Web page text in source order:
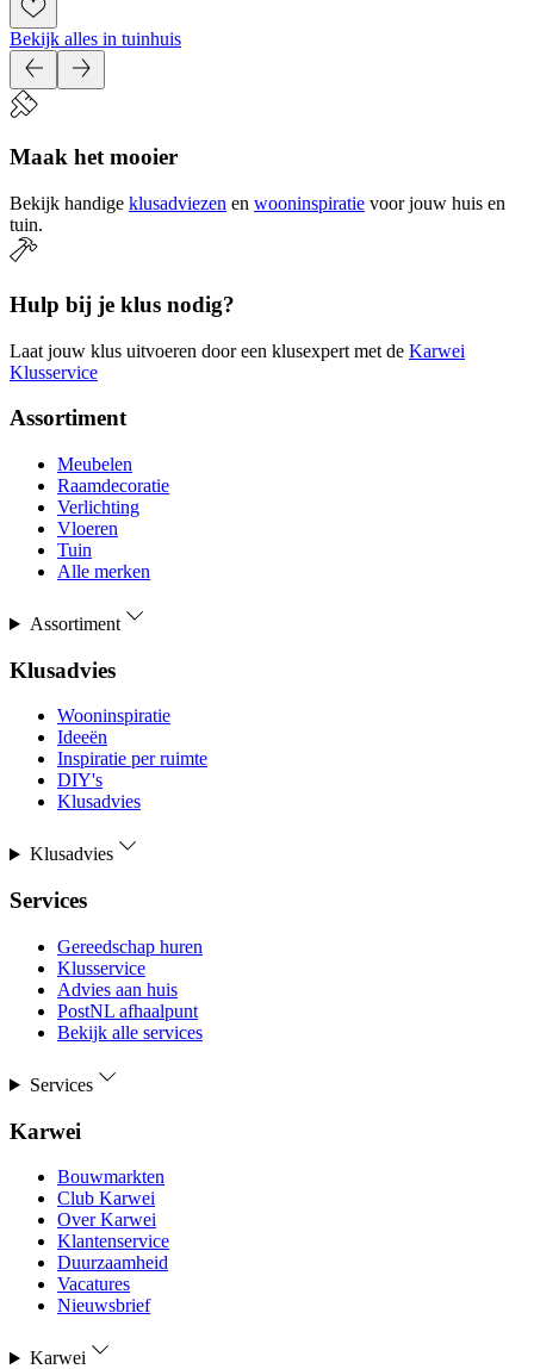
Bekijk alles in tuinhuis
Maak het mooier
Bekijk handige klusadviezen en wooninspiratie voor jouw huis en
tuin.
Hulp bij je klus nodig?
Laat jouw klus uitvoeren door een klusexpert met de Karwei
Klusservice
Assortiment
Meubelen
Raamdecoratie
Verlichting
Vloeren
Tuin
Alle merken
Assortiment
Klusadvies
Wooninspiratie
Ideeën
Inspiratie per ruimte
DIY's
Klusadvies
Klusadvies
Services
Gereedschap huren
Klusservice
Advies aan huis
PostNL afhaalpunt
Bekijk alle services
Services
Karwei
Bouwmarkten
Club Karwei
Over Karwei
Klantenservice
Duurzaamheid
Vacatures
Nieuwsbrief
Karwei